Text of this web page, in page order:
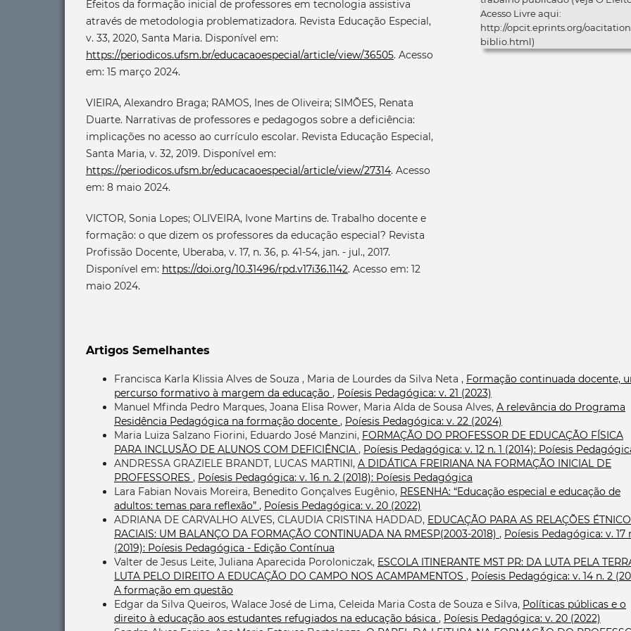
Efeitos da formação inicial de professores em tecnologia assistiva
através de metodologia problematizadora. Revista Educação Especial,
v. 33, 2020, Santa Maria. Disponível em:
https://periodicos.ufsm.br/educacaoespecial/article/view/36505. Acesso
em: 15 março 2024.
VIEIRA, Alexandro Braga; RAMOS, Ines de Oliveira; SIMÕES, Renata
Duarte. Narrativas de professores e pedagogos sobre a deficiência:
implicações no acesso ao currículo escolar. Revista Educação Especial,
Santa Maria, v. 32, 2019. Disponível em:
https://periodicos.ufsm.br/educacaoespecial/article/view/27314. Acesso
em: 8 maio 2024.
VICTOR, Sonia Lopes; OLIVEIRA, Ivone Martins de. Trabalho docente e
formação: o que dizem os professores da educação especial? Revista
Profissão Docente, Uberaba, v. 17, n. 36, p. 41-54, jan. - jul., 2017.
Disponível em: https://doi.org/10.31496/rpd.v17i36.1142. Acesso em: 12
maio 2024.
Acesso Livre aqui:
http://opcit.eprints.org/
biblio.html)
Artigos Semelhantes
Francisca Karla Klissia Alves de Souza , Maria de Lourdes da Silva Neta , Formação continuada docente,
percurso formativo à margem da educação , Poíesis Pedagógica: v. 21 (2023)
Manuel Mfinda Pedro Marques, Joana Elisa Rower, Maria Alda de Sousa Alves, A relevância do Programa
Residência Pedagógica na formação docente , Poíesis Pedagógica: v. 22 (2024)
Maria Luiza Salzano Fiorini, Eduardo José Manzini, FORMAÇÃO DO PROFESSOR DE EDUCAÇÃO FÍSICA
PARA INCLUSÃO DE ALUNOS COM DEFICIÊNCIA , Poíesis Pedagógica: v. 12 n. 1 (2014): Poíesis
ANDRESSA GRAZIELE BRANDT, LUCAS MARTINI, A DIDÁTICA FREIRIANA NA FORMAÇÃO INICIAL DE
PROFESSORES , Poíesis Pedagógica: v. 16 n. 2 (2018): Poíesis Pedagógica
Lara Fabian Novais Moreira, Benedito Gonçalves Eugênio, RESENHA: “Educação especial e educação de
adultos: temas para reflexão” , Poíesis Pedagógica: v. 20 (2022)
ADRIANA DE CARVALHO ALVES, CLAUDIA CRISTINA HADDAD, EDUCAÇÃO PARA AS RELAÇÕES
RACIAIS: UM BALANÇO DA FORMAÇÃO CONTINUADA NA RMESP(2003-2018) , Poíesis Pedagógica: v. 17
(2019): Poíesis Pedagógica - Edição Contínua
Valter de Jesus Leite, Juliana Aparecida Poroloniczak, ESCOLA ITINERANTE MST PR: DA LUTA PELA
LUTA PELO DIREITO A EDUCAÇÃO DO CAMPO NOS ACAMPAMENTOS , Poíesis Pedagógica: v. 14 n. 2
A formação em questão
Edgar da Silva Queiros, Walace José de Lima, Celeida Maria Costa de Souza e Silva, Políticas públicas e o
direito à educação aos estudantes refugiados na educação básica , Poíesis Pedagógica: v. 20 (2022)